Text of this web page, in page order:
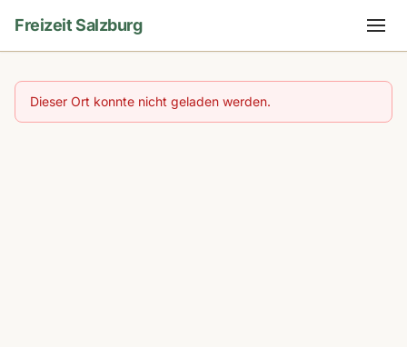
Freizeit Salzburg
Dieser Ort konnte nicht geladen werden.